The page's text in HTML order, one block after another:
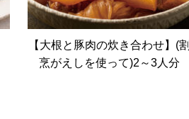
【大根と豚肉の炊き合わせ】(割
烹がえしを使って)2～3人分